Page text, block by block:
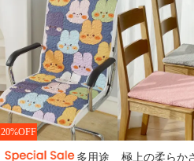
20%OFF
多用途
極上の柔らか